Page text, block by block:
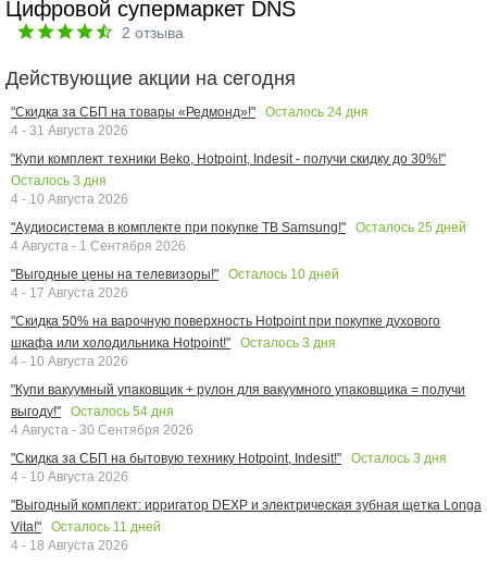
Цифровой супермаркет DNS
2 отзыва
Действующие акции на сегодня
"Скидка за СБП на товары «Редмонд»!" Осталось 24 дня
4 - 31 Августа 2026
"Купи комплект техники Beko, Hotpoint, Indesit - получи скидку до 30%!"
Осталось 3 дня
4 - 10 Августа 2026
"Аудиосистема в комплекте при покупке ТВ Samsung!"
Осталось 25 дней
4 Августа - 1 Сентября 2026
"Выгодные цены на телевизоры!"
Осталось 10 дней
4 - 17 Августа 2026
"Скидка 50% на варочную поверхность Hotpoint при покупке духового
шкафа или холодильника Hotpoint!"
Осталось 3 дня
4 - 10 Августа 2026
"Купи вакуумный упаковщик + рулон для вакуумного упаковщика = получи
выгоду!"
Осталось 54 дня
4 Августа - 30 Сентября 2026
"Скидка за СБП на бытовую технику Hotpoint, Indesit!"
Осталось 3 дня
4 - 10 Августа 2026
"Выгодный комплект: ирригатор DEXP и электрическая зубная щетка Longa
Vita!"
Осталось 11 дней
4 - 18 Августа 2026